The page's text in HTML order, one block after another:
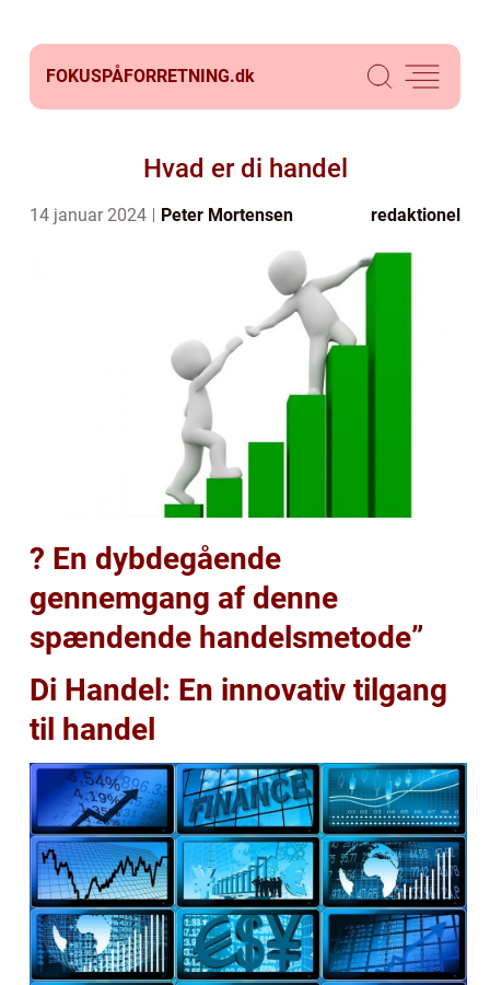
FOKUSPÅFORRETNING.dk
Hvad er di handel
14 januar 2024 Peter Mortensen redaktionel
? En dybdegående
gennemgang af denne
spændende handelsmetode”
Di Handel: En innovativ tilgang
til handel